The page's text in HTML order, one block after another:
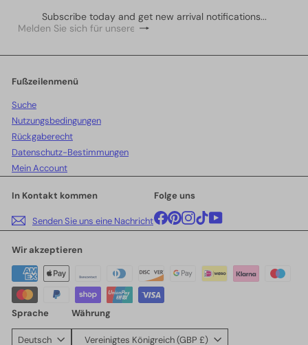
Subscribe today and get new arrival notifications...
Abonnieren
Melden
sich
unsere
an
Fußzeilenmenü
Suche
Nutzungsbedingungen
Rückgaberecht
Datenschutz-Bestimmungen
Mein Account
In Kontakt kommen
Senden Sie uns eine Nachricht
Folge uns
Facebook
Pinterest
Instagram
TikTokYouTube
Wir akzeptieren
Sprache
Deutsch
Währung
Vereinigtes Königreich (GBP £)